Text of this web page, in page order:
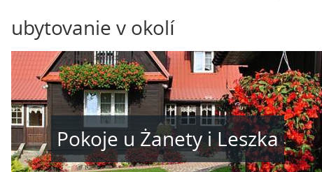
ubytovanie v okolí
Pokoje u Żanety i Leszka